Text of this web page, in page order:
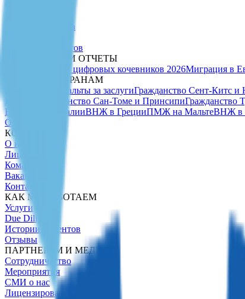
PDF-руководства
Рейтинг паспортов
АНАЛИТИКА И ОТЧЕТЫ
Рейтинг виз для цифровых кочевников 2026Миграция в
ГАЙДЫ ПО СТРАНАМ
Гражданство Мальты за заслугиГражданство Сент-Китс и
Гражданство Сан-Томе и ПринсипиГражданство
ВНЖ в ПортугалииВНЖ в ГрецииПМЖ на МальтеВНЖ в
О нас
КОМПАНИЯ
О нас
Лицензии
Команда
Вакансии
Контакты
КАК МЫ РАБОТАЕМ
Услуги
Due Diligence
Истории клиентов
Отзывы
ПАРТНЕРАМ И МЕДИА
Сотрудничество
Мероприятия
СМИ о нас
Лицензированный агент